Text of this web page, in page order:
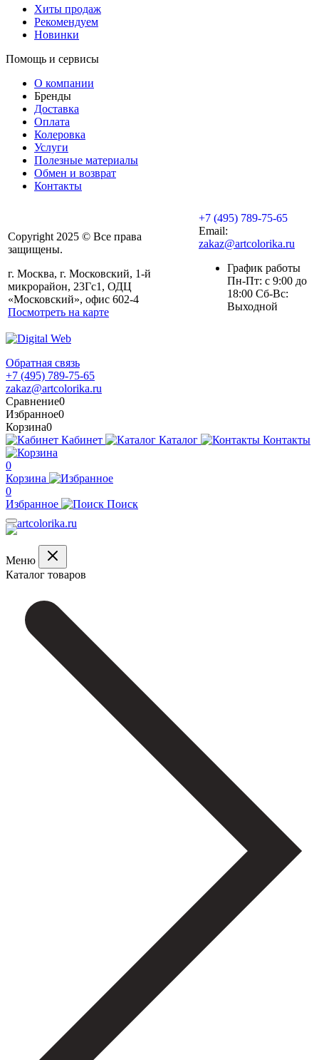
Хиты продаж
Рекомендуем
Новинки
Помощь и сервисы
О компании
Бренды
Доставка
Оплата
Колеровка
Услуги
Полезные материалы
Обмен и возврат
Контакты
Copyright 2025 © Все права
защищены.
г. Москва, г. Московский, 1-й
микрорайон, 23Гс1, ОДЦ
«Московский», офис 602-4
Посмотреть на карте
+7 (495) 789-75-65
Email:
zakaz@artcolorika.ru
График работы
Пн-Пт: с 9:00 до
18:00 Сб-Вс:
Выходной
Обратная связь
+7 (495) 789-75-65
zakaz@artcolorika.ru
Сравнение0
Избранное0
Корзина0
Кабинет
Каталог Контакты
0
Корзина
0
Избранное
Поиск
Меню
Каталог товаров